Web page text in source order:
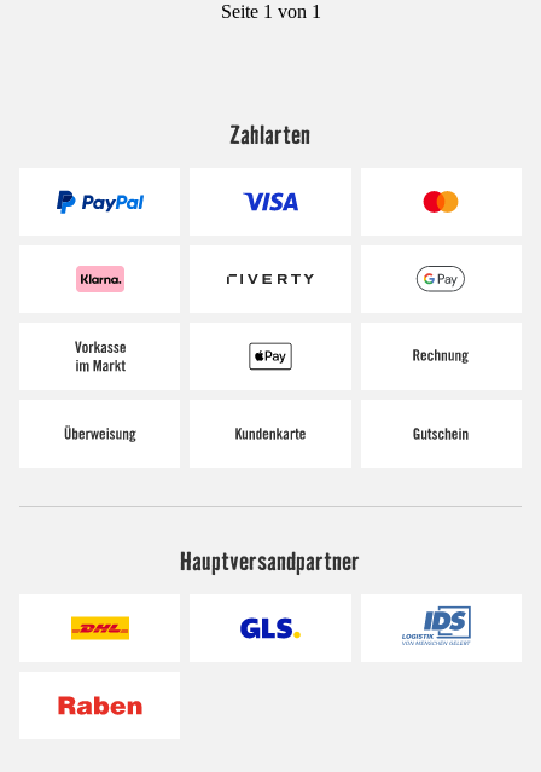
Seite 1 von 1
Zahlarten
Hauptversandpartner